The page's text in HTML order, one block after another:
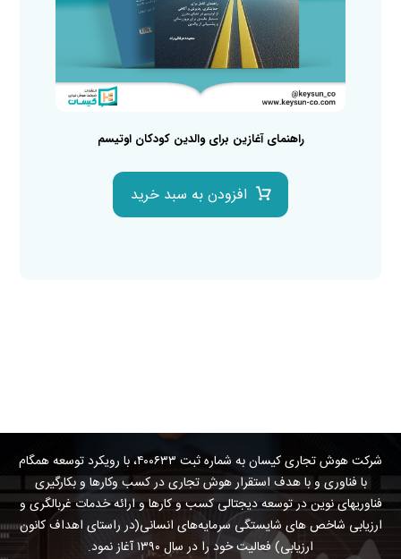
راهنمای آغازین برای والدین کودکان اوتیسم
افزودن به سبد خرید
شرکت هوش تجاری کیسان به شماره ثبت ۴۰۰۶۳۳، با رویکرد توسعه همگام
با فناوری و با هدف استقرار هوش تجاری در کسب وکارها و بکارگیری
فناوریهای نوین در توسعه دیجتالی کسب و کارها و ارائه خدمات غربالگری و
ارزیابی شاخص های شایستگی سرمایه‌های انسانی(در راستای اهداف کانون
ارزیابی) فعالیت خود را در سال ۱۳۹۰ آغاز نمود.